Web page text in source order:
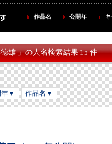
作品名 公開年
雄 」の人名検索結果 15 件
年▼ 作品名▼